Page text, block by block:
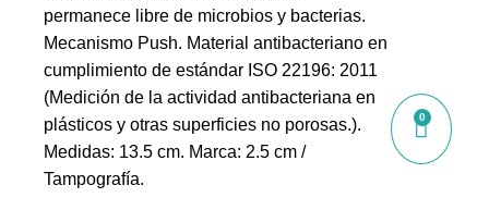
0
permanece libre de microbios y bacterias.
Mecanismo Push. Material antibacteriano en
cumplimiento de estándar ISO 22196: 2011
(Medición de la actividad antibacteriana en
plásticos y otras superficies no porosas.).
Medidas: 13.5 cm. Marca: 2.5 cm /
Tampografía.